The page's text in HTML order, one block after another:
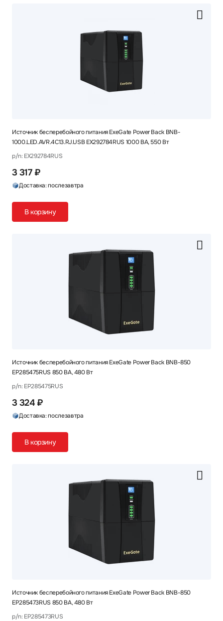
Источник бесперебойного питания ExeGate Power Back BNB-
1000.LED.AVR.4C13.RJ.USB EX292784RUS 1000 ВА, 550 Вт
p/n: EX292784RUS
3 317 ₽
Доставка: послезавтра
В корзину
Источник бесперебойного питания ExeGate Power Back BNB-850
EP285475RUS 850 ВА, 480 Вт
p/n: EP285475RUS
3 324 ₽
Доставка: послезавтра
В корзину
Источник бесперебойного питания ExeGate Power Back BNB-850
EP285473RUS 850 ВА, 480 Вт
p/n: EP285473RUS